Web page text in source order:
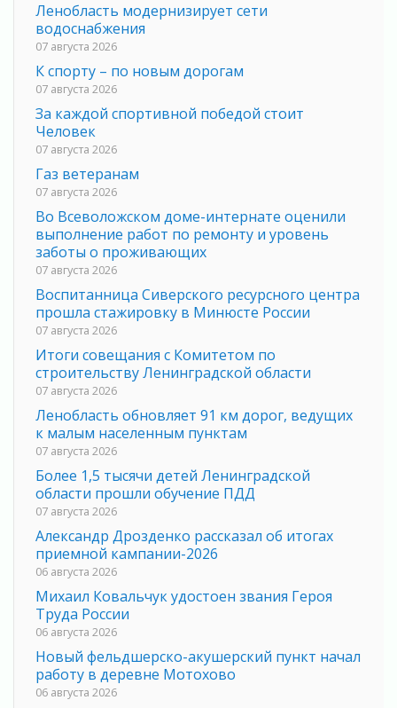
Ленобласть модернизирует сети
водоснабжения
07 августа 2026
К спорту – по новым дорогам
07 августа 2026
За каждой спортивной победой стоит
Человек
07 августа 2026
Газ ветеранам
07 августа 2026
Во Всеволожском доме-интернате оценили
выполнение работ по ремонту и уровень
заботы о проживающих
07 августа 2026
Воспитанница Сиверского ресурсного центра
прошла стажировку в Минюсте России
07 августа 2026
Итоги совещания с Комитетом по
строительству Ленинградской области
07 августа 2026
Ленобласть обновляет 91 км дорог, ведущих
к малым населенным пунктам
07 августа 2026
Более 1,5 тысячи детей Ленинградской
области прошли обучение ПДД
07 августа 2026
Александр Дрозденко рассказал об итогах
приемной кампании-2026
06 августа 2026
Михаил Ковальчук удостоен звания Героя
Труда России
06 августа 2026
Новый фельдшерско-акушерский пункт начал
работу в деревне Мотохово
06 августа 2026